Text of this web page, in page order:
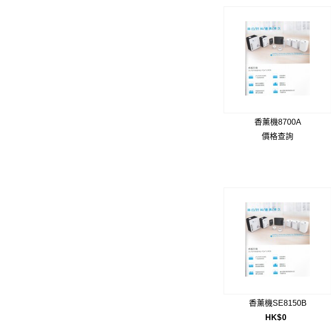
香薰機8700A
價格查詢
香薰機SE8150B
HK$0